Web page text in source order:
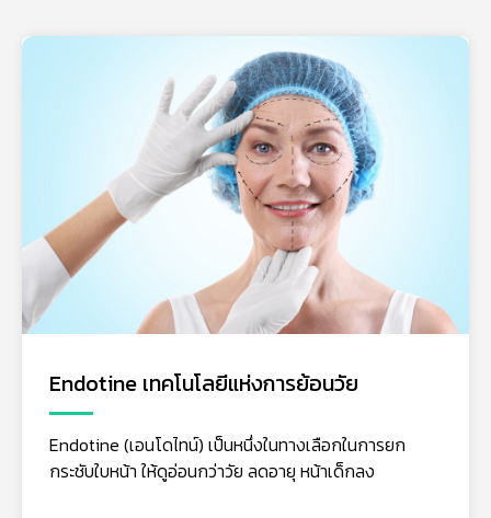
Endotine เทคโนโลยีแห่งการย้อนวัย
Endotine (เอนโดไทน์) เป็นหนึ่งในทางเลือกในการยก
กระชับใบหน้า ให้ดูอ่อนกว่าวัย ลดอายุ หน้าเด็กลง